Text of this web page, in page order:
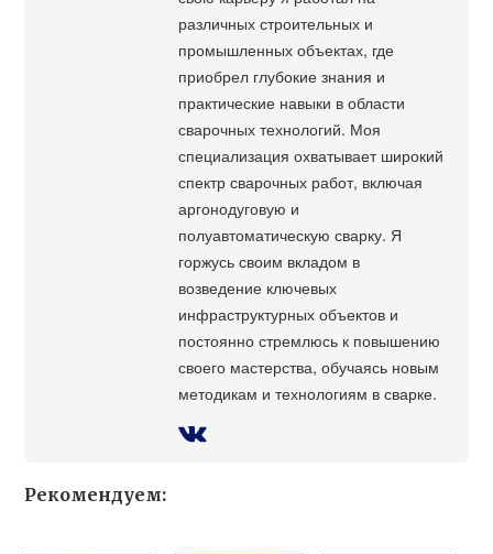
различных строительных и
промышленных объектах, где
приобрел глубокие знания и
практические навыки в области
сварочных технологий. Моя
специализация охватывает широкий
спектр сварочных работ, включая
аргонодуговую и
полуавтоматическую сварку. Я
горжусь своим вкладом в
возведение ключевых
инфраструктурных объектов и
постоянно стремлюсь к повышению
своего мастерства, обучаясь новым
методикам и технологиям в сварке.
Рекомендуем: